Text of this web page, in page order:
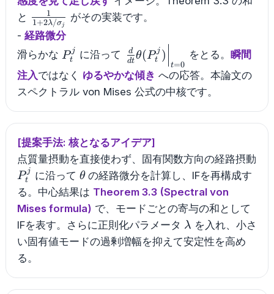
と \frac{1}
{1+2\lambda/\sigma_j}
1+2λ/σj
1
がその実装です。
- 経路微分
滑らかな P_t^j
Pt
j に沿って \left.\frac{d}
dt
d θ( Pt
j )
t=0
をとる。 瞬間
注入ではなく ゆるやかな傾き への応答。本論文の
スペクトラル von Mises 公式の中核です。
[提案手法: 核となるアイデア]
点質量摂動を直接使わず、固有関数方向の経路摂動
P_t^j
Pt
j に沿って \theta
θの経路微分を計算し、IFを再構成す
る。中心結果は Theorem 3.3 (Spectral von
Mises formula) で、モードごとの寄与の和として
IFを表す。さらに正則化パラメータ \lambda
λ を入れ、小さ
い固有値モードの過剰増幅を抑えて安定性を高め
る。